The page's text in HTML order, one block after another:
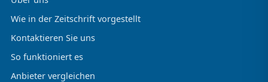
Wie in der Zeitschrift vorgestellt
Kontaktieren Sie uns
So funktioniert es
Anbieter vergleichen